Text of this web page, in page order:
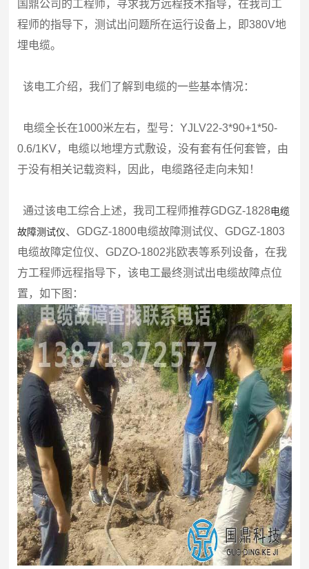
国鼎公司的工程师，寻求我方远程技术指导，在我司工
程师的指导下，测试出问题所在运行设备上，即380V地
埋电缆。
该电工介绍，我们了解到电缆的一些基本情况：
电缆全长在1000米左右，型号：YJLV22-3*90+1*50-
0.6/1KV，电缆以地埋方式敷设，没有套有任何套管，由
于没有相关记载资料，因此，电缆路径走向未知！
通过该电工综合上述，我司工程师推荐GDGZ-1828电缆
故障测试仪、GDGZ-1800电缆故障测试仪、GDGZ-1803
电缆故障定位仪、GDZO-1802兆欧表等系列设备，在我
方工程师远程指导下，该电工最终测试出电缆故障点位
置，如下图：